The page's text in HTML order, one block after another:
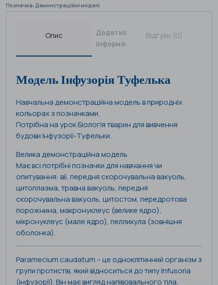
Позначка: Демонстраційні моделі
Опис
Додаткова
інформація
Відгуки (0)
Модель Інфузорія Туфелька
Навчальна демонстраційна модель в природніх
кольорах з позначками.
Потрібна на урок Біологія тварин для вивчення
будови Інфузорії-Туфельки.
Велика демонстраційна модель.
Має всі потрібні позначки для навчання чи
опитування: вії, передня скорочувальна вакуоль,
цитоплазма, травна вакуоль, передня
скорочувальна вакуоль, цитостом, передротова
порожнина, макронуклеус (велике ядро),
мікронуклеус (мале ядро), пелликула (зовнішня
оболонка).
Paramecium caudatum – це одноклітинний організм з
групи протистів, який відноситься до типу Infusoria
(інфузорії). Він має вигляд напівовального тіла,